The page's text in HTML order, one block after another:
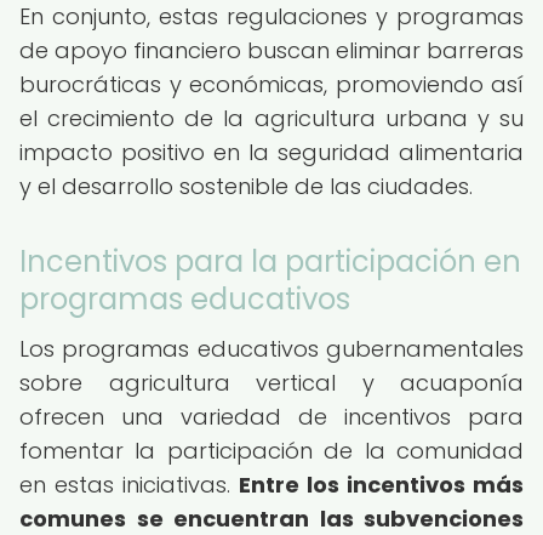
En conjunto, estas regulaciones y programas
de apoyo financiero buscan eliminar barreras
burocráticas y económicas, promoviendo así
el crecimiento de la agricultura urbana y su
impacto positivo en la seguridad alimentaria
y el desarrollo sostenible de las ciudades.
Incentivos para la participación en
programas educativos
Los programas educativos gubernamentales
sobre agricultura vertical y acuaponía
ofrecen una variedad de incentivos para
fomentar la participación de la comunidad
en estas iniciativas. Entre los incentivos más
comunes se encuentran las subvenciones